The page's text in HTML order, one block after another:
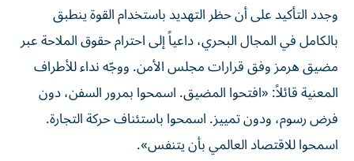
وجدد التأكيد على أن حظر التهديد باستخدام القوة ينطبق
بالكامل في المجال البحري، داعياً إلى احترام حقوق الملاحة عبر
مضيق هرمز وفق قرارات مجلس الأمن. ووجّه نداء للأطراف
المعنية قائلاً: «افتحوا المضيق. اسمحوا بمرور السفن، دون
فرض رسوم، ودون تمييز. اسمحوا باستئناف حركة التجارة.
اسمحوا للاقتصاد العالمي بأن يتنفس».